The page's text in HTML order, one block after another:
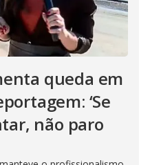
queda em
‘Se
não paro